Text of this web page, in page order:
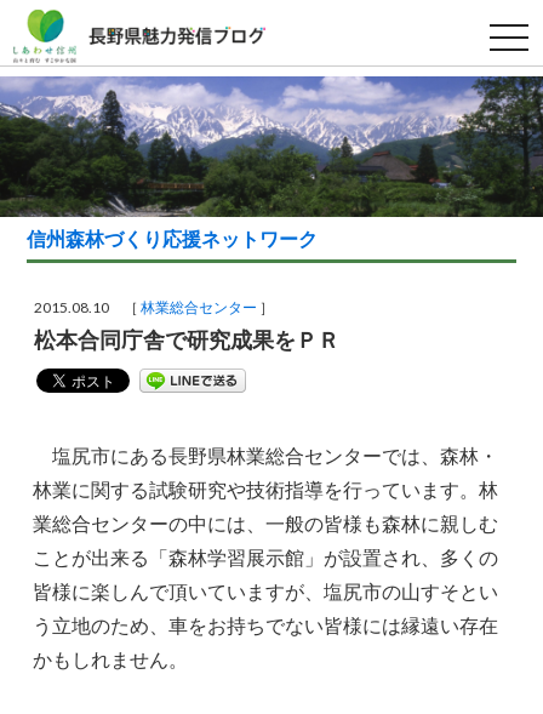
t
o
g
g
l
e
n
a
v
g
i
信州森林づくり応援ネットワーク
2015.08.10 ［林業総合センター ］
松本合同庁舎で研究成果をＰＲ
塩尻市にある長野県林業総合センターでは、森林・
林業に関する試験研究や技術指導を行っています。林
業総合センターの中には、一般の皆様も森林に親しむ
ことが出来る「森林学習展示館」が設置され、多くの
皆様に楽しんで頂いていますが、塩尻市の山すそとい
う立地のため、車をお持ちでない皆様には縁遠い存在
かもしれません。